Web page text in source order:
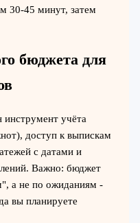
30-45 минут, затем
бюджета для
учёта
доступ к выпискам
с датами и
Важно: бюджет
а не по ожиданиям -
вы планируете